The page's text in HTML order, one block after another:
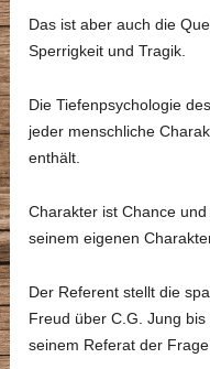
Das ist aber auch die
Sperrigkeit und Tragik.
Die Tiefenpsychologie
jeder menschliche
enthält.
Charakter ist Chance
seinem eigenen
Der Referent stellt die
Freud über C.G. Jung
seinem Referat der